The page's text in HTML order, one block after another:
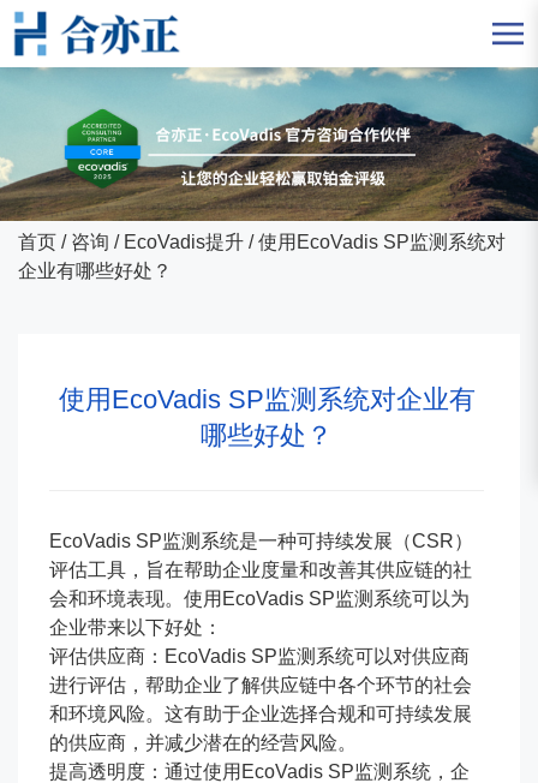
首页 / 咨询 / EcoVadis提升 /使用EcoVadis SP监测系统对
企业有哪些好处？
使用EcoVadis SP监测系统对企业有
哪些好处？
EcoVadis SP监测系统是一种可持续发展（CSR）
评估工具，旨在帮助企业度量和改善其供应链的社
会和环境表现。使用EcoVadis SP监测系统可以为
企业带来以下好处：
评估供应商：EcoVadis SP监测系统可以对供应商
进行评估，帮助企业了解供应链中各个环节的社会
和环境风险。这有助于企业选择合规和可持续发展
的供应商，并减少潜在的经营风险。
提高透明度：通过使用EcoVadis SP监测系统，企